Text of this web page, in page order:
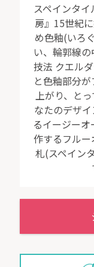
スペインタ
房』15世紀
め色釉(いろ
い、輪郭線
技法 クエル
と色釉部分
上がり、と
なたのデザ
るイージー
作するフル
札(スペイン